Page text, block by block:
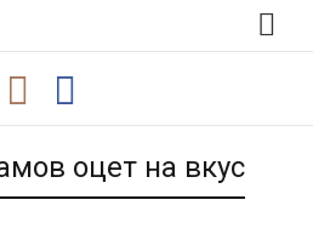
оцет на вкус